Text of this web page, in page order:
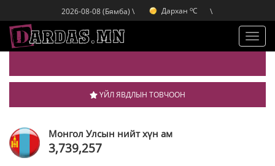
2026-08-08 (Бямба) \ Дархан oC
Эрдэнэт C
\
ҮЙЛ ЯВДЛЫН ТОВЧООН
Монгол Улсын нийт хүн ам
3,739,257